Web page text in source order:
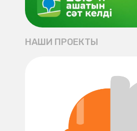
НАШИ ПРОЕКТЫ